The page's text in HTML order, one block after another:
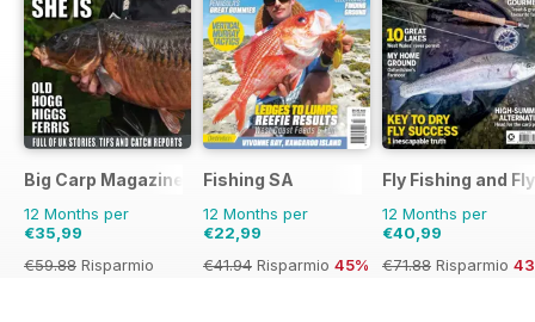
Big Carp Magazine
12 Months per
€35,99
€59.88 Risparmio
Fishing SA
12 Months per
€22,99
€41.94 Risparmio 45%
Fly Fishing and
12 Months per
€40,99
€71.88 Risparmio